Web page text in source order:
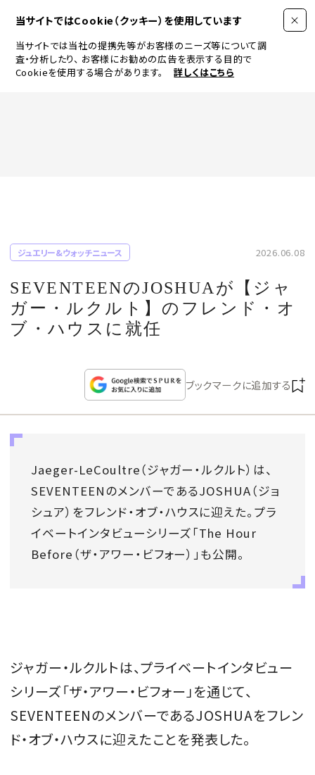
当サイトではCookie（クッキー）を使用しています
当サイトでは当社の提携先等がお客様のニーズ等について調
査・分析したり、 お客様にお勧めの広告を表示する目的で
Cookieを使用する場合があります。
詳しくはこちら
JEWELRY & WATCH
LIFESTYLE
CULTURE
CELEBRITY
WEDDING
FORTUNE
SDGs
Log in or Sign up
SPUR読者のためのメンバーシッププログラム
「The SPUR Club」。便利な機能と特典を無料で楽し
ジュエリー&ウォッチニュース 2026.06.08
SEVENTEENのJOSHUAが【ジャ
ガー・ルクルト】のフレンド・オ
ブ・ハウスに就任
ブックマークに追加する
Jaeger-LeCoultre（ジャガー・ルクルト）は、
SEVENTEENのメンバーであるJOSHUA（ジョ
シュア）をフレンド・オブ・ハウスに迎えた。プラ
イベートインタビューシリーズ「The Hour
Before（ザ・アワー・ビフォー）」も公開。
ジャガー・ルクルトは、プライベートインタビュー
シリーズ「ザ・アワー・ビフォー」を通じて、
SEVENTEENのメンバーであるJOSHUAをフレン
ド・オブ・ハウスに迎えたことを発表した。